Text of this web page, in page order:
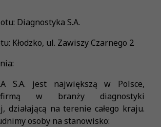
Diagnostyka S.A.
Kłodzko, ul. Zawiszy Czarnego 2
S.A. jest największą w Polsce,
w branży diagnostyki
działającą na terenie całego kraju.
osoby na stanowisko: